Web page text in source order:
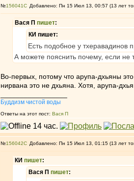
№156041 Добавлено: Пн 15 Июл 13, 00:57 (13 лет
Вася П пишет:
КИ пишет:
Есть подобное у тхеравадинов
А можете пояснить почему, если не
Во-первых, потому что арупа-дхьяны
нирвана это не дхьяна. Хотя, арупа-
Буддизм чистой воды
Ответы на этот пост: Вася П
№156042 Добавлено: Пн 15 Июл 13, 01:15 (13 лет
КИ пишет:
Вася П пишет: